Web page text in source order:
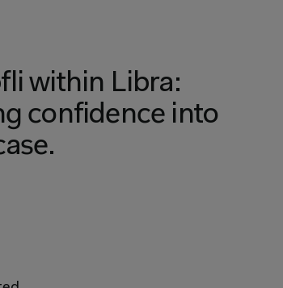
within Libra:
confidence into